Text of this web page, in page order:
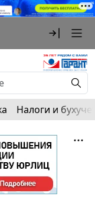
Налоги и